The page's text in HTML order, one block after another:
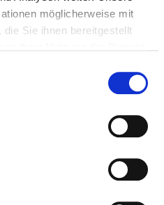
möglicherweise mit
Sie ihnen bereitgestellt